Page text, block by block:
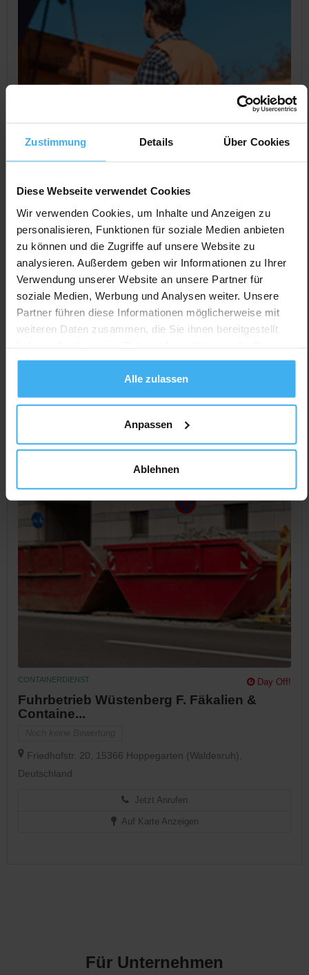
Zustimmung Details Über Cookies
Diese Webseite verwendet Cookies
Wir verwenden Cookies, um Inhalte und Anzeigen zu
personalisieren, Funktionen für soziale Medien anbieten
zu können und die Zugriffe auf unsere Website zu
analysieren. Außerdem geben wir Informationen zu Ihrer
Verwendung unserer Website an unsere Partner für
soziale Medien, Werbung und Analysen weiter. Unsere
Partner führen diese Informationen möglicherweise mit
weiteren Daten zusammen, die Sie ihnen bereitgestellt
gesammelt haben.
Alle zulassen
Anpassen
Ablehnen
Iwanter Transporte Walter Iwanter GmbH
Noch keine Bewertung
Industriestr. 12- 14, 15366 Hoppegarten (Dahlwitz-
Hoppegarten), Deutschland
Jetzt Anrufen
CONTAINERDIENST Day Off!
Fuhrbetrieb Wüstenberg F. Fäkalien &
Containe...
Friedhofstr. 20, 15366 Hoppegarten (Waldesruh),
Deutschland
Jetzt Anrufen
Auf Karte Anzeigen
Für Unternehmen